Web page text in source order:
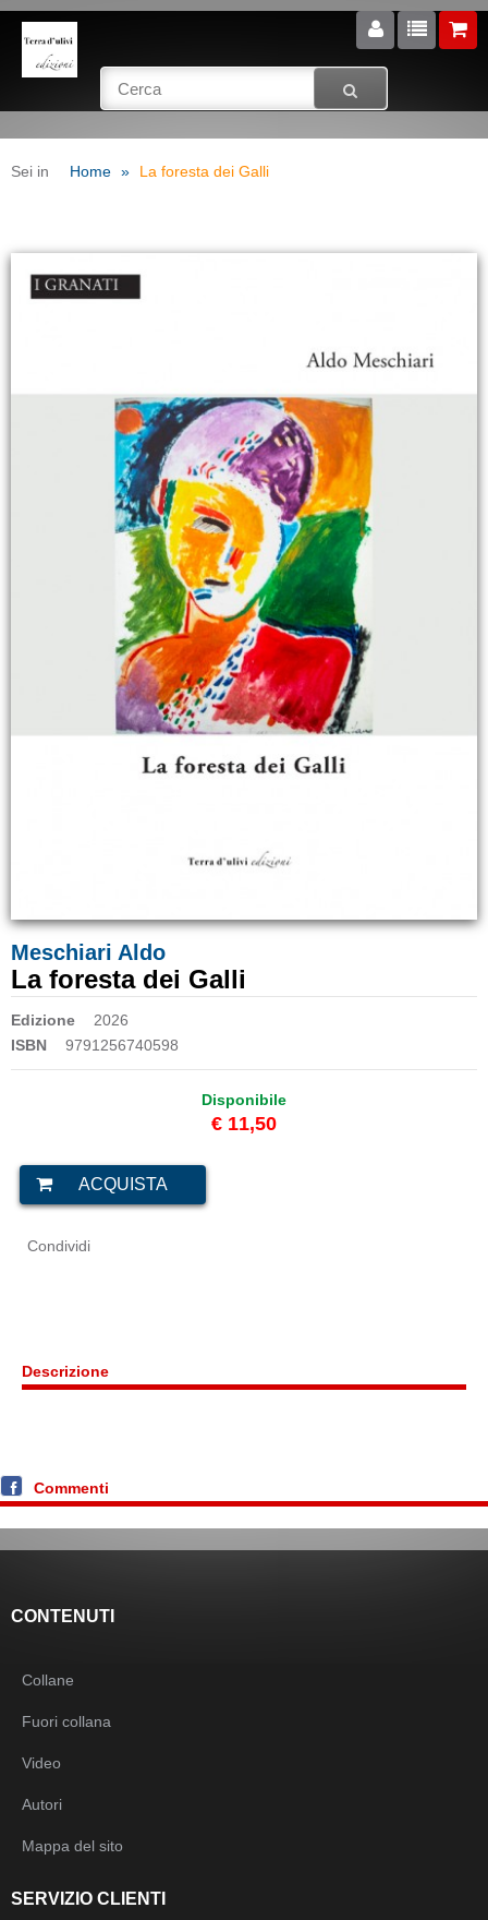
Sei in Home La foresta dei Galli
Meschiari Aldo
La foresta dei Galli
Edizione
2026
ISBN
9791256740598
Disponibile
€ 11,50
Condividi
Descrizione
Commenti
CONTENUTI
Collane
Fuori collana
Video
Autori
Mappa del sito
SERVIZIO CLIENTI